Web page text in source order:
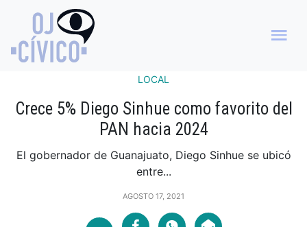
LOCAL
Crece 5% Diego Sinhue como favorito del
PAN hacia 2024
El gobernador de Guanajuato, Diego Sinhue se ubicó
entre...
AGOSTO 17, 2021